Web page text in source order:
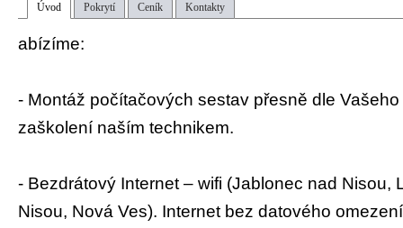
Úvod Pokrytí Ceník Kontakty
abízíme:
- Montáž počítačových sestav přesně dle
zaškolení naším technikem.
- Bezdrátový Internet – wifi (Jablonec nad Nisou,
Nisou, Nová Ves). Internet bez datového